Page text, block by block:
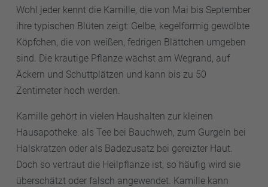
Wohl jeder kennt die Kamille, die von Mai bis September
ihre typischen Blüten zeigt: Gelbe, kegelförmig gewölbte
Köpfchen, die von weißen, fedrigen Blättchen umgeben
sind. Die krautige Pflanze wächst am Wegrand, auf
Äckern und Schuttplätzen und kann bis zu 50
Zentimeter hoch werden.
Kamille gehört in vielen Haushalten zur kleinen
Hausapotheke: als Tee bei Bauchweh, zum Gurgeln bei
Halskratzen oder als Badezusatz bei gereizter Haut.
Doch so vertraut die Heilpflanze ist, so häufig wird sie
überschätzt oder falsch angewendet. Kamille kann